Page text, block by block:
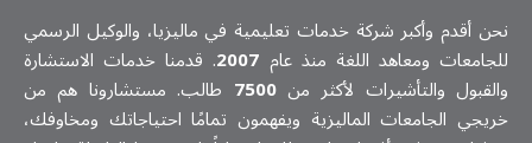
نحن أقدم وأكبر شركة خدمات تعلیمیة في ماليزيا، والوكيل الرسمي
للجامعات ومعاهد اللغة منذ عام 2007. قدمنا خدمات الاستشارة
والقبول والتأشيرات لأكثر من7500 طالب. مستشارونا هم من
خريجي الجامعات الماليزية ويفهمون تمامًا احتياجاتك ومخاوفك،